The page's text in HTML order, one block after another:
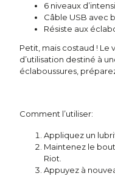
6 niveaux
Câble USB avec
Résiste aux
Petit, mais costaud ! Le
d’utilisation destiné à
éclaboussures,
Comment l’utiliser:
Appliquez un
Maintenez le
Riot.
Appuyez à